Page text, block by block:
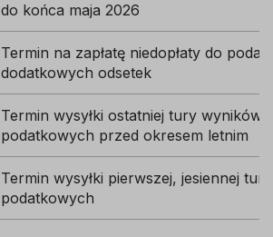
do końca maja 2026
Termin na zapłatę niedopłaty do
dodatkowych odsetek
Termin wysyłki ostatniej tury wyników
podatkowych przed okresem letnim
Termin wysyłki pierwszej, jesiennej
podatkowych